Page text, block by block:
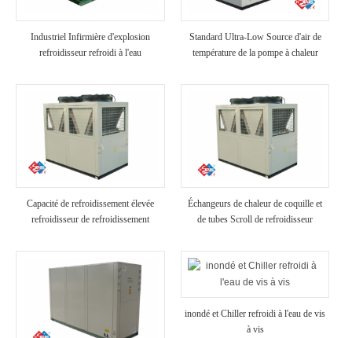
Industriel Infirmière d'explosion
refroidisseur refroidi à l'eau
Standard Ultra-Low Source d'air de
température de la pompe à chaleur
Capacité de refroidissement élevée
refroidisseur de refroidissement
Échangeurs de chaleur de coquille et
de tubes Scroll de refroidisseur
inondé et Chiller refroidi à l'eau de vis
à vis